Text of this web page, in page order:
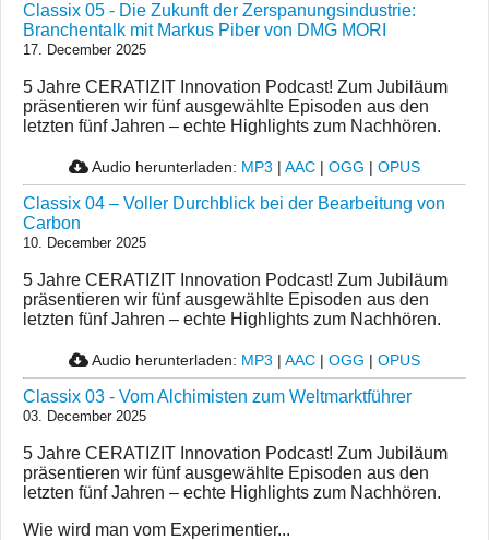
Classix 05 - Die Zukunft der Zerspanungsindustrie:
Branchentalk mit Markus Piber von DMG MORI
17. December 2025
5 Jahre CERATIZIT Innovation Podcast! Zum Jubiläum
präsentieren wir fünf ausgewählte Episoden aus den
letzten fünf Jahren – echte Highlights zum Nachhören.
Audio herunterladen: MP3 | AAC | OGG | OPUS
Classix 04 – Voller Durchblick bei der Bearbeitung von
Carbon
10. December 2025
5 Jahre CERATIZIT Innovation Podcast! Zum Jubiläum
präsentieren wir fünf ausgewählte Episoden aus den
letzten fünf Jahren – echte Highlights zum Nachhören.
Audio herunterladen: MP3 | AAC | OGG | OPUS
Classix 03 - Vom Alchimisten zum Weltmarktführer
03. December 2025
5 Jahre CERATIZIT Innovation Podcast! Zum Jubiläum
präsentieren wir fünf ausgewählte Episoden aus den
letzten fünf Jahren – echte Highlights zum Nachhören.
Wie wird man vom Experimentier...